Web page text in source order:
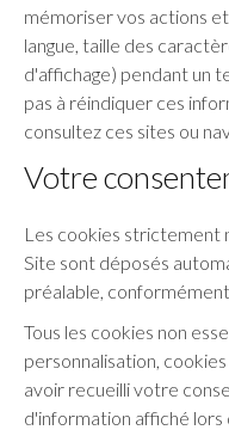
mémoriser vos actions
langue, taille des
d'affichage) pendant un
pas à réindiquer ces
consultez ces sites ou
Votre
Les cookies strictement
Site sont déposés
préalable,
Tous les cookies non
personnalisation,
avoir recueilli votre
d'information affiché